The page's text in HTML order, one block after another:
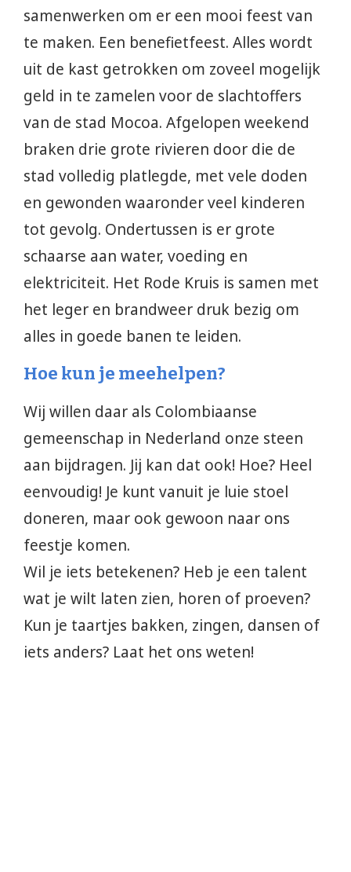
samenwerken om er een mooi feest van
te maken. Een benefietfeest. Alles wordt
uit de kast getrokken om zoveel mogelijk
geld in te zamelen voor de slachtoffers
van de stad Mocoa. Afgelopen weekend
braken drie grote rivieren door die de
stad volledig platlegde, met vele doden
en gewonden waaronder veel kinderen
tot gevolg. Ondertussen is er grote
schaarse aan water, voeding en
elektriciteit. Het Rode Kruis is samen met
het leger en brandweer druk bezig om
alles in goede banen te leiden.
Hoe kun je meehelpen?
Wij willen daar als Colombiaanse
gemeenschap in Nederland onze steen
aan bijdragen. Jij kan dat ook! Hoe? Heel
eenvoudig! Je kunt vanuit je luie stoel
doneren, maar ook gewoon naar ons
feestje komen.
Wil je iets betekenen? Heb je een talent
wat je wilt laten zien, horen of proeven?
Kun je taartjes bakken, zingen, dansen of
iets anders? Laat het ons weten!